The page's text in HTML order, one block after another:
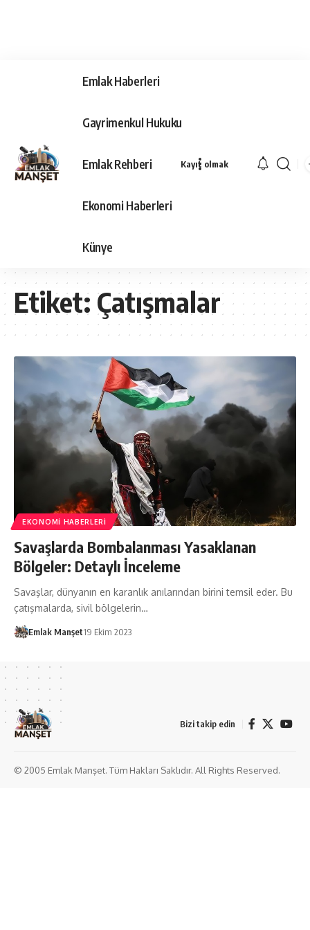
Emlak Haberleri
Gayrimenkul Hukuku
Emlak Rehberi
Ekonomi Haberleri
Künye
Kayıt olmak
Etiket: Çatışmalar
EKONOMI HABERLERI
Savaşlarda Bombalanması Yasaklanan
Bölgeler: Detaylı İnceleme
Savaşlar, dünyanın en karanlık anılarından birini temsil eder. Bu
çatışmalarda, sivil bölgelerin…
Emlak Manşet19 Ekim 2023
Bizi takip edin
© 2005 Emlak Manşet. Tüm Hakları Saklıdır. All Rights Reserved.